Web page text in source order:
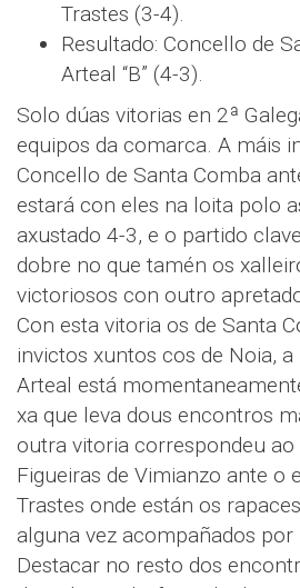
Trastes (3-4).
Resultado: Concello de
Arteal “B” (4-3).
Solo dúas vitorias en 2ª
equipos da comarca. A máis
Concello de Santa Comba
estará con eles na loita polo
axustado 4-3, e o partido
dobre no que tamén os
victoriosos con outro
Con esta vitoria os de Santa
invictos xuntos cos de Noia, a
Arteal está
xa que leva dous encontros
outra vitoria correspondeu
Figueiras de Vimianzo ante o
Trastes onde están os
alguna vez acompañados por
Destacar no resto dos